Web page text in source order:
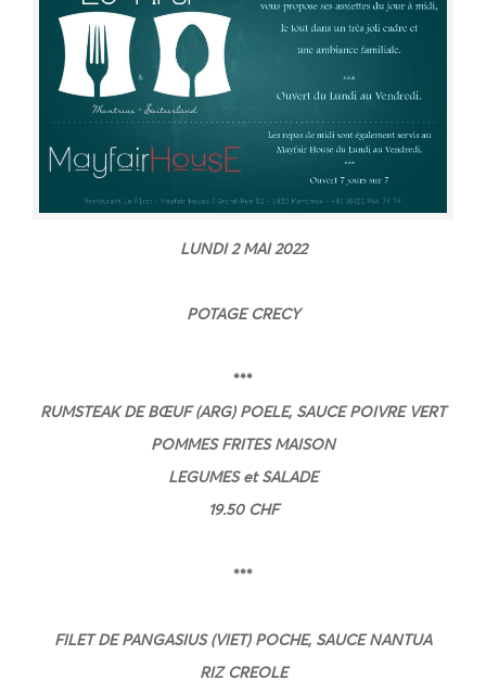
LUNDI 2 MAI2022
POTAGE CRECY
***
RUMSTEAK DE BŒUF (ARG) POELE, SAUCE POIVRE VERT
POMMES FRITES MAISON
LEGUMES et SALADE
19.50 CHF
***
FILET DE PANGASIUS (VIET) POCHE, SAUCE NANTUA
RIZ CREOLE